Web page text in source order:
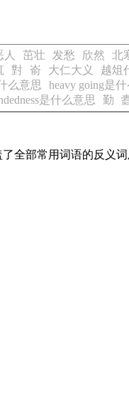
人 茁壮 发愁 欣然 北
對 嵛 大仁大义 越俎
么意思 heavy going是
是什么意思 勤
全部常用词语的反义